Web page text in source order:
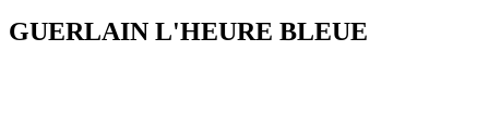
GUERLAIN L'HEURE BLEUE